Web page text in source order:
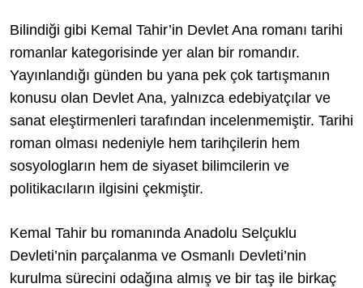
Bilindiği gibi Kemal Tahir’in Devlet Ana romanı tarihi
romanlar kategorisinde yer alan bir romandır.
Yayınlandığı günden bu yana pek çok tartışmanın
konusu olan Devlet Ana, yalnızca edebiyatçılar ve
sanat eleştirmenleri tarafından incelenmemiştir. Tarihi
roman olması nedeniyle hem tarihçilerin hem
sosyologların hem de siyaset bilimcilerin ve
politikacıların ilgisini çekmiştir.
Kemal Tahir bu romanında Anadolu Selçuklu
Devleti’nin parçalanma ve Osmanlı Devleti’nin
kurulma sürecini odağına almış ve bir taş ile birkaç